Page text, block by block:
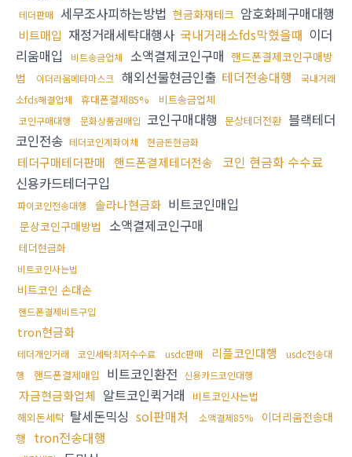
테더판매 세무조사피하는방법 현금화재테크 암호화폐구매대행
비트매입 재정거래세탁대행사 국내거래소fds막혔을때 이더
리움매입
비트송금업체 소액결제코인구매 핸드폰결제코인구매방
법
이더리움메타마스크 해외선물현금인출 테더전송대행
국내거래
소fds해결업체
휴대폰결제85% 비트송금업체
코인구매대행 문화상품권매입 코인구매대행 문상테더전환 블랙테더
코인전송 테더코인계좌이체 현금돈현금화
테더구매테더판매 핸드폰결제테더전송
코인 현금화 수수료
신용카드테더구입
파이코인전송대행 솔라나현금화 비트코인매입
문상코인구매방법 소액결제코인구매
테더현금화
비트코인사는법
비트코인 손대손
핸드폰결제비트구입
tron현금화
테더개인거래 코인세탁최저수수료 usdc판매 리플코인대행
usdc전송대
행
핸드폰결제매입 비트코인환전 신용카드코인대행
자금현금화업체 알트코인퀵거래
비트코인사는법
해외돈세탁 탈세돈믹싱 sol판매처 소액결제85%
이더리움전송대
행 tron전송대행